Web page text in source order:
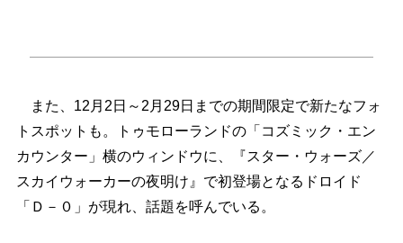
また、12月2日～2月29日までの期間限定で新たなフォ
トスポットも。トゥモローランドの「コズミック・エン
カウンター」横のウィンドウに、『スター・ウォーズ／
スカイウォーカーの夜明け』で初登場となるドロイド
「Ｄ－０」が現れ、話題を呼んでいる。